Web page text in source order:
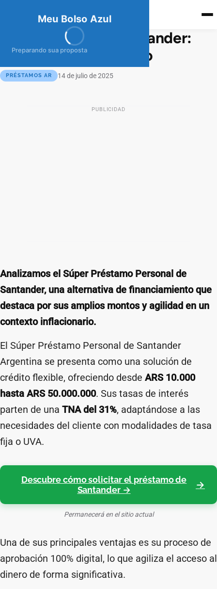
Meu Bolso Azul
Preparando sua proposta
meubolso Azul
Súper Préstamo Santander:
financiamiento rápido
PRÉSTAMOS AR 14 de julio de 2025
PUBLICIDAD
Analizamos el Súper Préstamo Personal de
Santander, una alternativa de financiamiento que
destaca por sus amplios montos y agilidad en un
contexto inflacionario.
El Súper Préstamo Personal de Santander
Argentina se presenta como una solución de
crédito flexible, ofreciendo desde ARS 10.000
hasta ARS 50.000.000. Sus tasas de interés
parten de una TNA del 31%, adaptándose a las
necesidades del cliente con modalidades de tasa
fija o UVA.
Descubre cómo solicitar el préstamo de
Santander →
Permanecerá en el sitio actual
Una de sus principales ventajas es su proceso de
aprobación 100% digital, lo que agiliza el acceso al
dinero de forma significativa.